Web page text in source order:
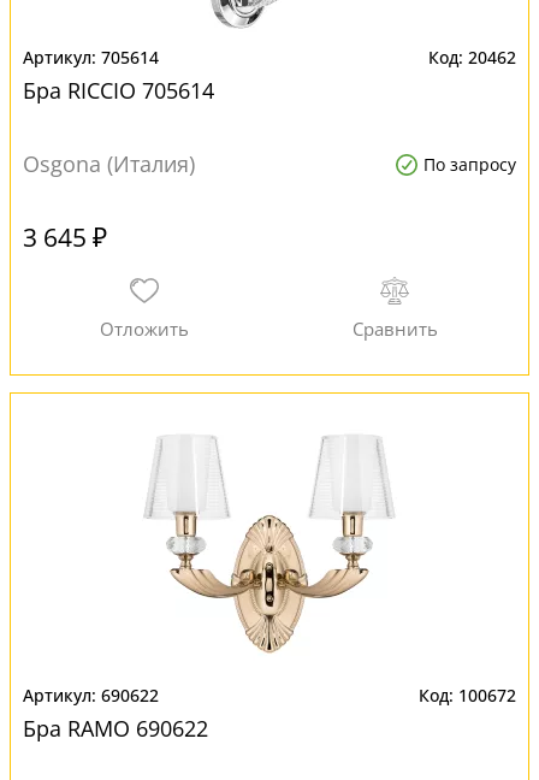
705614 20462
Бра RICCIO 705614
Osgona (Италия) По запросу
3 645 ₽
690622 100672
Бра RAMO 690622